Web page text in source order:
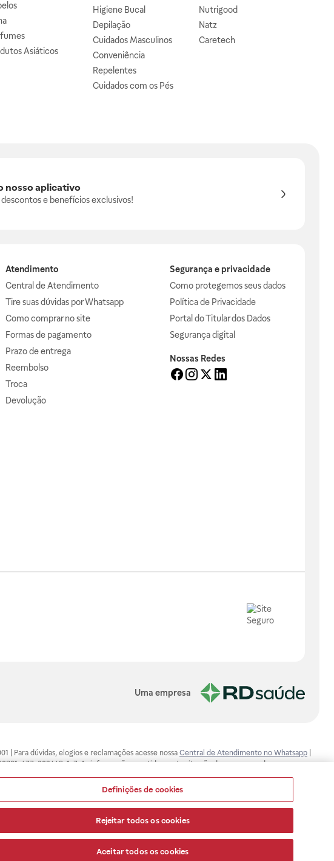
Asiáticos
Higiene Bucal
Depilação
Cuidados Masculinos
Conveniência
Repelentes
Cuidados com os Pés
Nutrigood
Natz
Caretech
nosso aplicativo
descontos e benefícios exclusivos!
Atendimento
Central de Atendimento
Tire suas dúvidas por Whatsapp
Como comprar no site
Formas de pagamento
Prazo de entrega
Reembolso
Troca
Devolução
Segurança e privacidade
Como protegemos seus dados
Política de Privacidade
Portal do Titular dos Dados
Segurança digital
Nossas Redes
Uma empresa
| Para dúvidas, elogios e reclamações acesse nossa Central de Atendimento no Whatsapp
477-002443-1-7. As informações contidas neste site não devem ser usadas para
qualquer problema de saúde e prescrever o tratamento adequado. Ao
internet. Maiores esclarecimentos, consultar o site: www.anvisa.gov.br. A Raia Drogasil
e a segurança dos clientes são compromissos da Raia Drogasil SA. Todos os pedidos
Definições de cookies
Rejeitar todos os cookies
Aceitar todos os cookies